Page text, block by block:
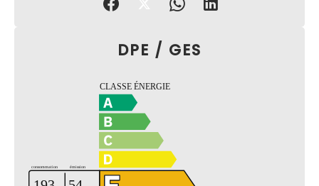
DPE / GES